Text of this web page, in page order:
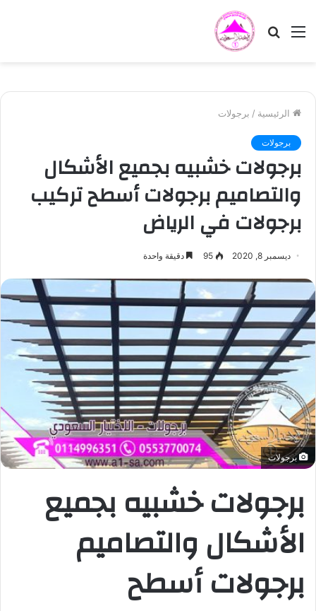
القائمة بحث
الرئيسية / برجولات
برجولات
برجولات خشبيه بجميع الأشكال
والتصاميم برجولات أسطح تركيب
برجولات في الرياض
ديسمبر 8, 2020 95 دقيقة واحدة
برجولات
برجولات خشبيه بجميع
الأشكال والتصاميم
برجولات أسطح